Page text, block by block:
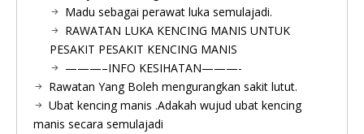
Madu sebagai perawat luka semulajadi.
RAWATAN LUKA KENCING MANIS UNTUK
PESAKIT PESAKIT KENCING MANIS
———–INFO KESIHATAN———-
Rawatan Yang Boleh mengurangkan sakit lutut.
Ubat kencing manis .Adakah wujud ubat kencing
manis secara semulajadi